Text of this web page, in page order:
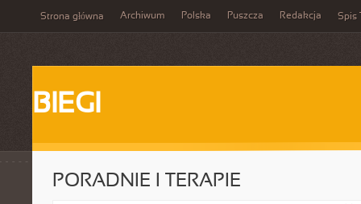
Strona główna Archiwum Polska Puszcza Redakcja Spis
BIEGI
PORADNIE I TERAPIE